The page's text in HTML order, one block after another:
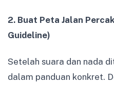
2. Buat Peta Jalan
Guideline)
Setelah suara dan nada
dalam panduan konkret.